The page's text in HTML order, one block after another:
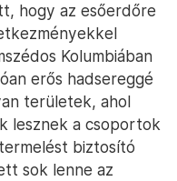
hogy az esőerdőre
Kolumbiában
erős hadsereggé
területek, ahol
lesznek a csoportok
biztosító
sok lenne az